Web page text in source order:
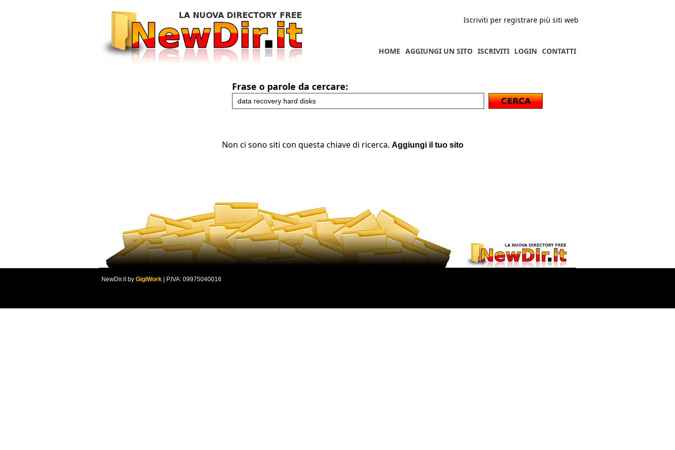
Iscriviti per registrare più siti web
CONTATTI
LOGIN
ISCRIVITI
AGGIUNGI UN SITO
HOME
Frase o parole da cercare:
Non ci sono siti con questa chiave di ricerca. Aggiungi il tuo sito
NewDir.it by GigiWork | P.IVA: 09975040016